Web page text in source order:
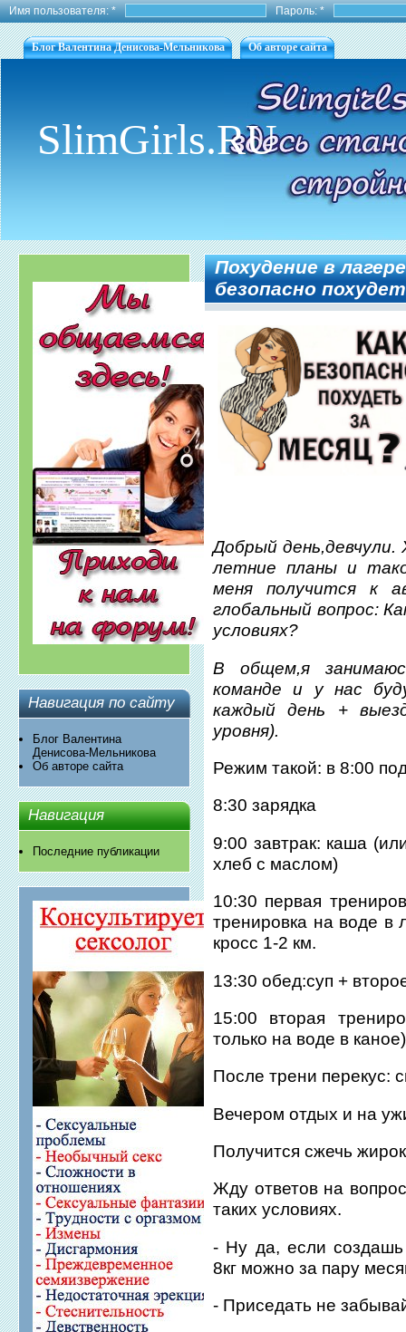
Имя пользователя:* Пароль:*
Блог Валентина Денисова-Мельникова Об авторе сайта
SlimGirls.RU
Навигация по сайту
Блог Валентина
Денисова-Мельникова
Об авторе сайта
Навигация
Последние публикации
Похудение в
безопасно
Добрый
летние планы и
меня получится к
глобальный вопрос:
условиях?
В общем,я
команде и у нас
каждый день +
уровня).
Режим такой: в 8:00
8:30 зарядка
9:00 завтрак: каша
хлеб с маслом)
10:30 первая
тренировка на воде в
кросс 1-2 км.
13:30 обед:суп +
15:00 вторая
только на воде в каное)
После трени перекус:
Вечером отдых и на
Получится сжечь
Жду ответов на
таких условиях.
- Ну да, если
8кг можно за пару
- Приседать не